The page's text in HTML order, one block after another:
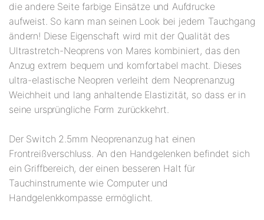
die andere Seite farbige Einsätze und Aufdrucke
aufweist. So kann man seinen Look bei jedem Tauchgang
ändern! Diese Eigenschaft wird mit der Qualität des
Ultrastretch-Neoprens von Mares kombiniert, das den
Anzug extrem bequem und komfortabel macht. Dieses
ultra-elastische Neopren verleiht dem Neoprenanzug
Weichheit und lang anhaltende Elastizität, so dass er in
seine ursprüngliche Form zurückkehrt.
Der Switch 2.5mm Neoprenanzug hat einen
Frontreißverschluss. An den Handgelenken befindet sich
ein Griffbereich, der einen besseren Halt für
Tauchinstrumente wie Computer und
Handgelenkkompasse ermöglicht.